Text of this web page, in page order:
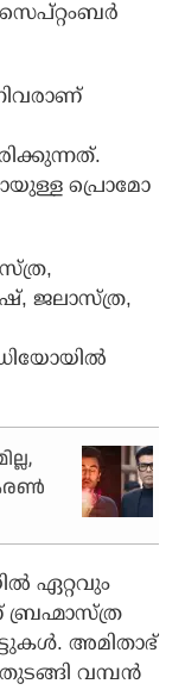
പ്രൊമോ
ജലാസ്ത്ര,
ഏറ്റവും
ബ്രഹ്മാസ്ത്ര
അമിതാഭ്
വമ്പന്‍